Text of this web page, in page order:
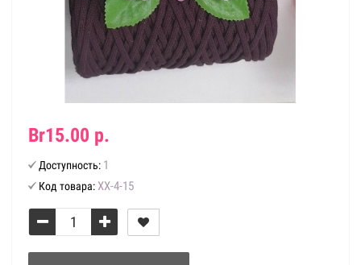
Br15.00 р.
Доступность: 1
Код товара:ХХ-4-15